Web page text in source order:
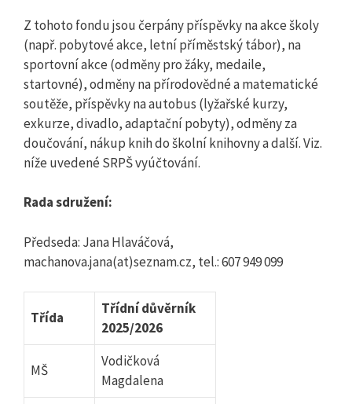
Z tohoto fondu jsou čerpány příspěvky na akce školy
(např. pobytové akce, letní příměstský tábor), na
sportovní akce (odměny pro žáky, medaile,
startovné), odměny na přírodovědné a matematické
soutěže, příspěvky na autobus (lyžařské kurzy,
exkurze, divadlo, adaptační pobyty), odměny za
doučování, nákup knih do školní knihovny a další. Viz.
níže uvedené SRPŠ vyúčtování.
Rada sdružení:
Předseda: Jana Hlaváčová,
machanova.jana(at)seznam.cz, tel.: 607 949 099
Třída
Třídní důvěrník
2025/2026
MŠ
Vodičková
Magdalena